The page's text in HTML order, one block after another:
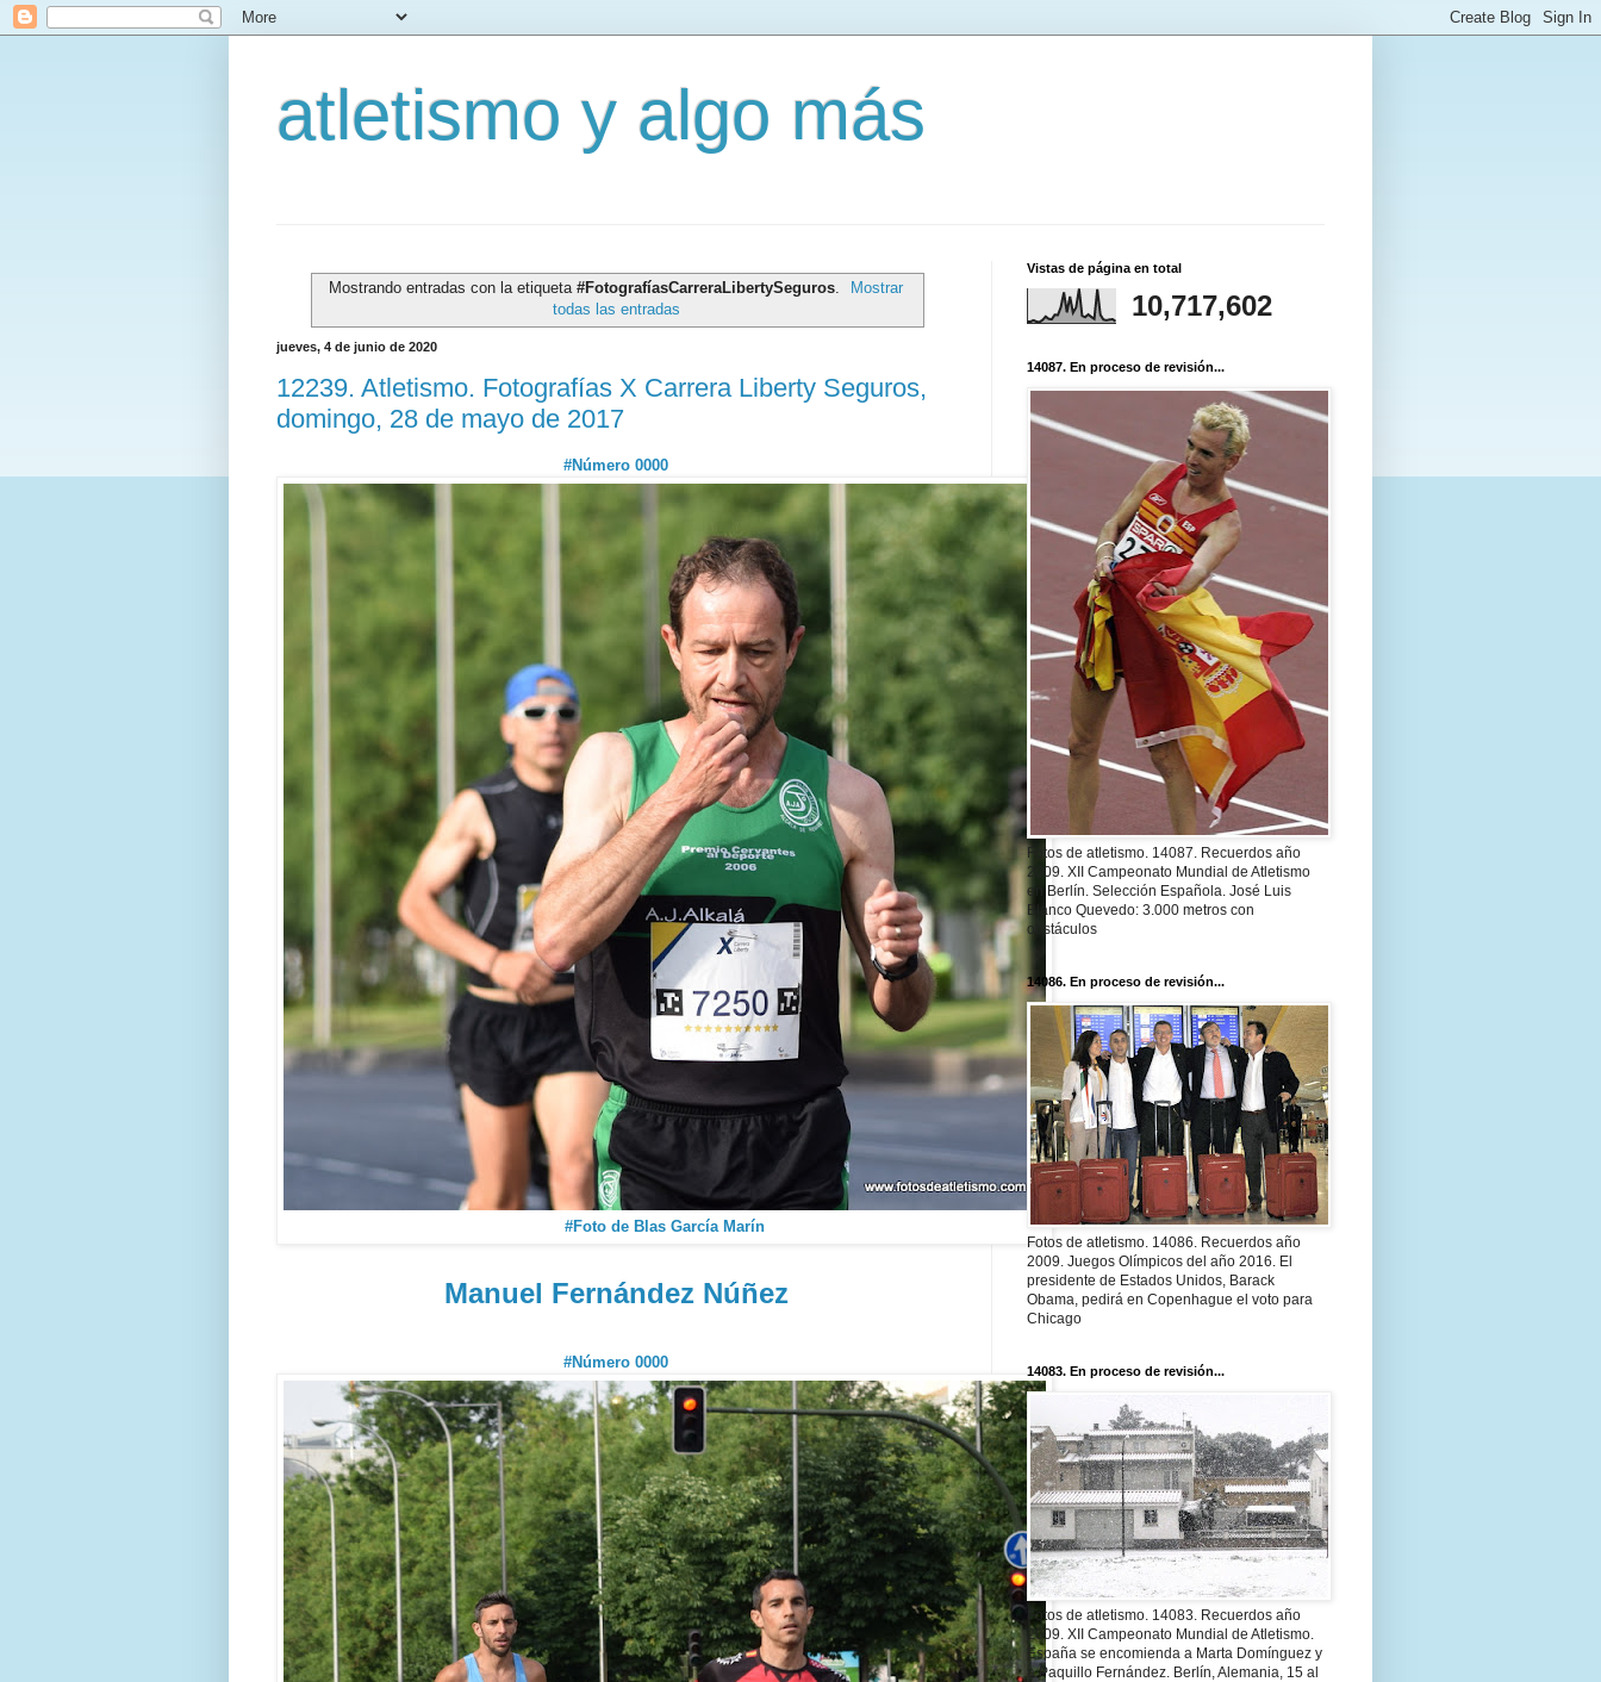
atletismo y algo más
Mostrando entradas con la etiqueta #FotografíasCarreraLibertySeguros.
Mostrar
todas las entradas
jueves, 4 de junio de 2020
12239. Atletismo. Fotografías X Carrera Liberty Seguros,
domingo, 28 de mayo de 2017
#Número 0000
#Foto de Blas García Marín
Manuel Fernández Núñez
#Número 0000
Vistas de página en total
10,717,602
14087. En proceso de revisión...
Fotos de atletismo. 14087. Recuerdos año
2009. XII Campeonato Mundial de Atletismo
en Berlín. Selección Española. José Luis
Blanco Quevedo: 3.000 metros con
obstáculos
14086. En proceso de revisión...
Fotos de atletismo. 14086. Recuerdos año
2009. Juegos Olímpicos del año 2016. El
presidente de Estados Unidos, Barack
Obama, pedirá en Copenhague el voto para
Chicago
14083. En proceso de revisión...
Fotos de atletismo. 14083. Recuerdos año
2009. XII Campeonato Mundial de Atletismo.
España se encomienda a Marta Domínguez y
a Paquillo Fernández. Berlín, Alemania, 15 al